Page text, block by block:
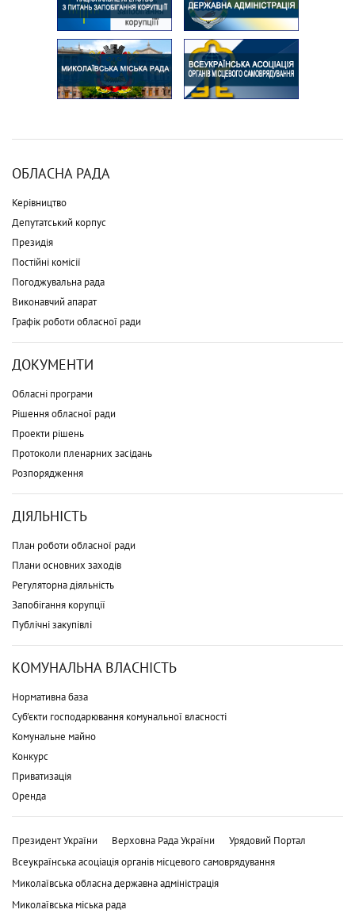
ОБЛАСНА РАДА
Керівництво
Депутатський корпус
Президія
Постійні комісії
Погоджувальна рада
Виконавчий апарат
Графік роботи обласної ради
ДОКУМЕНТИ
Обласні програми
Рішення обласної ради
Проекти рішень
Протоколи пленарних засідань
Розпорядження
ДІЯЛЬНІСТЬ
План роботи обласної ради
Плани основних заходів
Регуляторна діяльність
Запобігання корупції
Публічні закупівлі
КОМУНАЛЬНА ВЛАСНІСТЬ
Нормативна база
Суб'єкти господарювання комунальної власності
Комунальне майно
Конкурс
Приватизація
Оренда
Президент України Верховна Рада України
Урядовий Портал
Всеукраїнська асоціація органів місцевого самоврядування
Миколаївська обласна державна адміністрація
Миколаївська міська рада